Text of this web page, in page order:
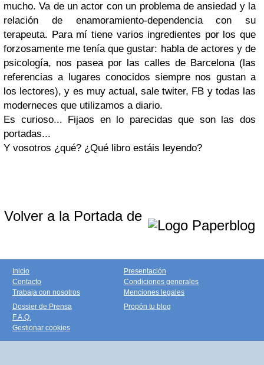
mucho. Va de un actor con un problema de ansiedad y la
relación de enamoramiento-dependencia con su
terapeuta. Para mí tiene varios ingredientes por los que
forzosamente me tenía que gustar: habla de actores y de
psicología, nos pasea por las calles de Barcelona (las
referencias a lugares conocidos siempre nos gustan a
los lectores), y es muy actual, sale twiter, FB y todas las
moderneces que utilizamos a diario.
Es curioso... Fijaos en lo parecidas que son las dos
portadas...
Y vosotros ¿qué? ¿Qué libro estáis leyendo?
Volver a la Portada de
Inicio
Contacto
Trabaja con nosotros
Presentación
Condiciones generales
Menciones legales
Dossier de Prensa
F.A.Q.
Gestionar cookies
Propón tu blog